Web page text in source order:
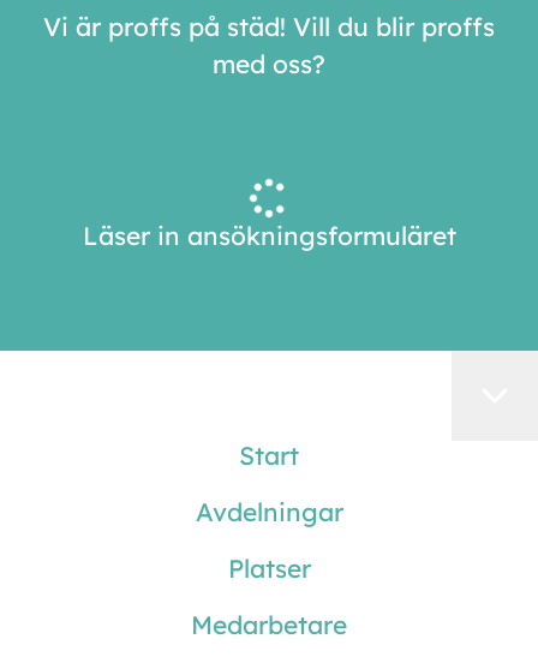
Vi är proffs på städ! Vill du blir proffs
med oss?
Läser in ansökningsformuläret
Start
Avdelningar
Platser
Medarbetare